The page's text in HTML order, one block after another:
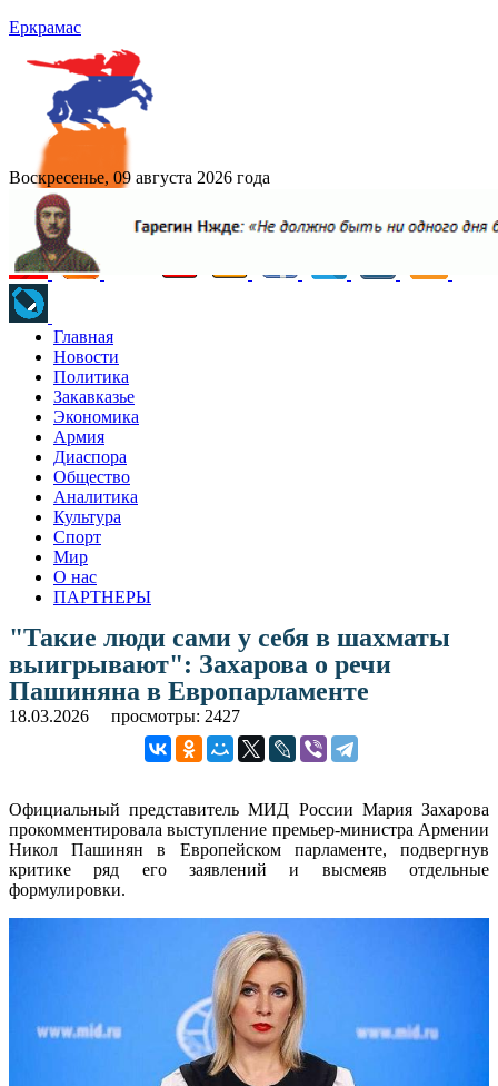
Еркрамас
Воскресенье, 09 августа 2026 года
Главная
Новости
Политика
Закавказье
Экономика
Армия
Диаспора
Общество
Аналитика
Культура
Спорт
Мир
О нас
ПАРТНЕРЫ
"Такие люди сами у себя в шахматы
выигрывают": Захарова о речи
Пашиняна в Европарламенте
18.03.2026 просмотры: 2427
Официальный представитель МИД России Мария Захарова
прокомментировала выступление премьер-министра Армении
Никол Пашинян в Европейском парламенте, подвергнув
критике ряд его заявлений и высмеяв отдельные
формулировки.